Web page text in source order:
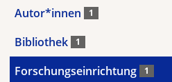
Autor*innen 1
Bibliothek 1
Forschungseinrichtung 1